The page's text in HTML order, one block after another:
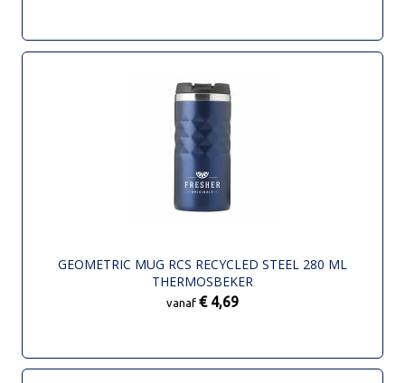
GEOMETRIC MUG RCS RECYCLED STEEL 280 ML
THERMOSBEKER
vanaf € 4,69